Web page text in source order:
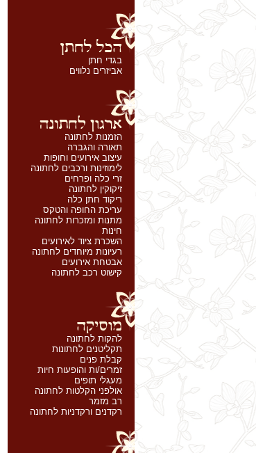
בגדי חתן
אביזרים נלווים
הזמנות לחתונה
תאורה והגברה
עיצוב אירועים וחופות
לימוזינות ורכבים לחתונה
זרי כלה ופרחים
זיקוקין לחתונה
ריקוד חתן כלה
עריכת החופה והטקס
מתנות ומזכרות לחתונה
חינות
השכרת ציוד לאירועים
רעיונות מיוחדים לחתונה
אבטחת אירועים
קישוט רכב לחתונה
להקות לחתונה
תקליטנים לחתונות
קבלת פנים
זמרים/ות והופעות חיות
מעגלי תופים
אולפני הקלטות לחתונה
רב מזמר
רקדנים ורקדניות לחתונה